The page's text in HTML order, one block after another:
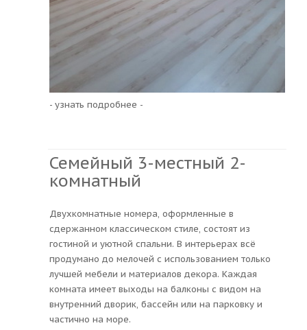
- узнать подробнее -
Семейный 3-местный 2-
комнатный
Двухкомнатные номера, оформленные в
сдержанном классическом стиле, состоят из
гостиной и уютной спальни. В интерьерах всё
продумано до мелочей с использованием только
лучшей мебели и материалов декора. Каждая
комната имеет выходы на балконы с видом на
внутренний дворик, бассейн или на парковку и
частично на море.